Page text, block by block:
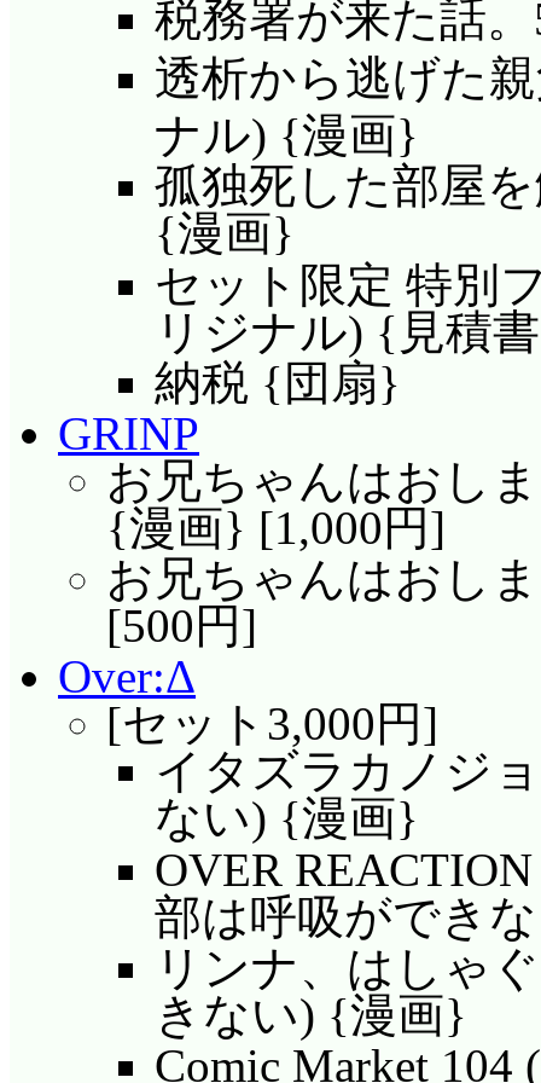
税務署が来た話
透析から逃げた
ナル) {漫画}
孤独死した部屋
{漫画}
セット限定 特別
リジナル) {見積
納税 {団扇}
GRINP
お兄ちゃんはおし
{漫画} [1,000円]
お兄ちゃんはおし
[500円]
Over:Δ
[セット3,000円]
イタズラカノジ
ない) {漫画}
OVER
部は呼吸ができ
リンナ、はしゃ
きない) {漫画}
Comic Market